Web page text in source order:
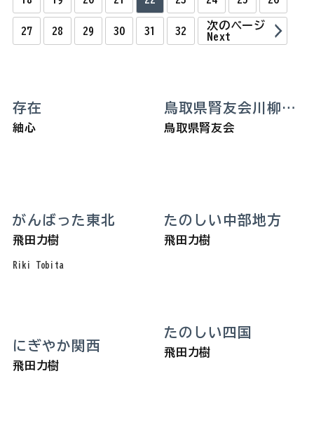
27 28 29 30 31 32
次のページ
Next
存在
紬心
鳥取県腎友会川柳作品
鳥取県腎友会
がんばった東北
飛田力樹
Riki Tobita
たのしい中部地方
飛田力樹
たのしい四国
飛田力樹
にぎやか関西
飛田力樹